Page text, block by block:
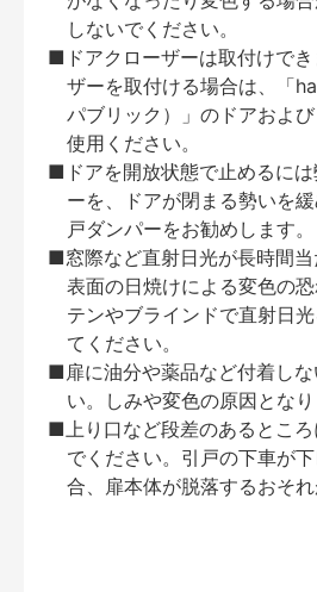
しないでください。
■ドアクローザーは取付けで
ザーを取付ける場合は、「
パブリック）」のドアおよ
使用ください。
■ドアを開放状態で止めるに
ーを、ドアが閉まる勢いを
戸ダンパーをお勧めします。
■窓際など直射日光が長時間当
表面の日焼けによる変色の
テンやブラインドで直射日
てください。
■扉に油分や薬品など付着しな
い。しみや変色の原因となり
■上り口など段差のあるとこ
でください。引戸の下車が
合、扉本体が脱落するおそれ